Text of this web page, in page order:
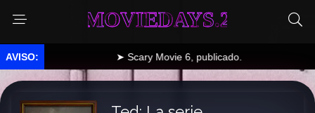
MOVIEDAYS.2
➤ Scary Movie 6, publicado.